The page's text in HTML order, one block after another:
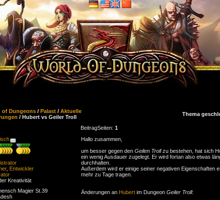
of Dungeons / Palast / Aktuelle
/ Hubert vs Geiler Troll Thema
BeitragSeiten: 1
, Entwickler
Kreativität
Magier St.39
Hallo zusammen,
um besser gegen den Geilen Trollzu bestehen, hat sich
ein wenig Ausdauer zugelegt. Er wird fortan also etwas
durchhalten.
Außerdem wird er einige seiner negativen Eigenschaften
mehr zu Tage tragen.
Änderungen an Hubert im Dungeon Geiler Troll: